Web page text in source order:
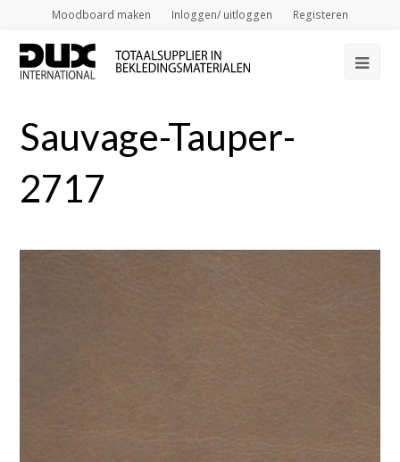
Moodboard maken Inloggen/ uitloggen Registeren
Sauvage-Tauper-
2717